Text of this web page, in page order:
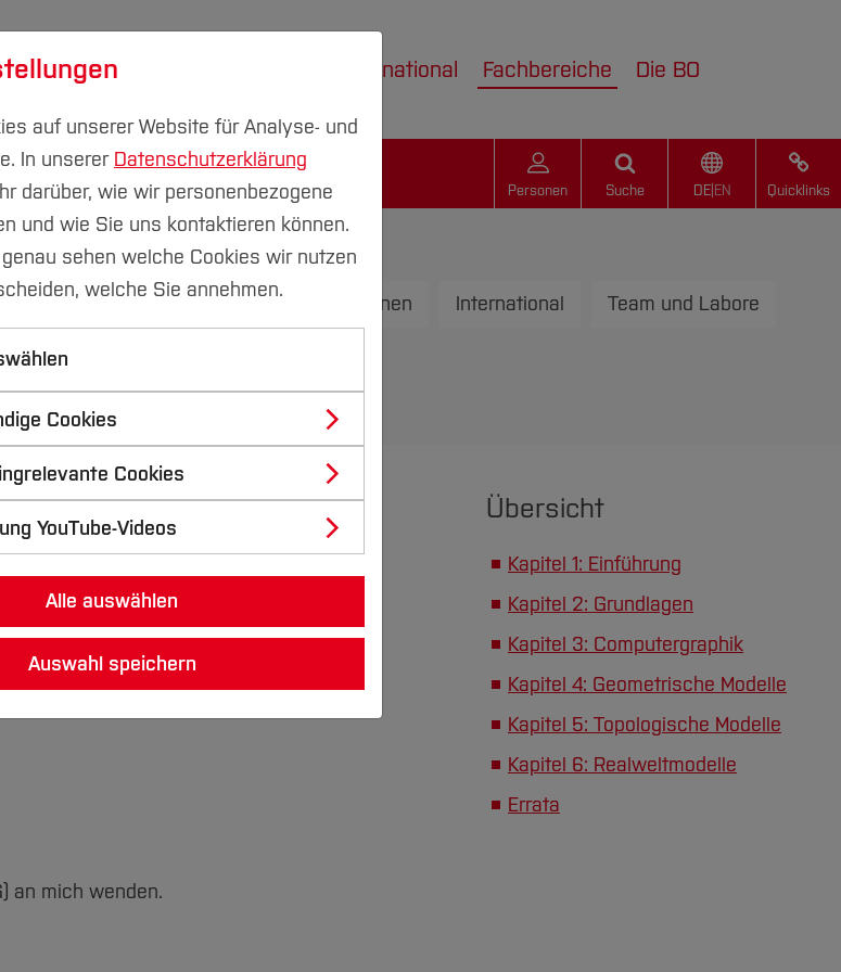
& Transfer International Fachbereiche Die BO
Personen Suche DE| EN Quicklinks
Forschung und Entwicklung Kooperationen International Team und Labore
Arbeiten im FB G
und Aufgaben zum Buch:
an mich wenden.
Übersicht
Kapitel 1: Einführung
Kapitel 2: Grundlagen
Kapitel 3: Computergraphik
Kapitel 4: Geometrische Modelle
Kapitel 5: Topologische Modelle
Kapitel 6: Realweltmodelle
Errata
auf unserer Website für Analyse- und
In unserer Datenschutzerklärung
darüber, wie wir personenbezogene
und wie Sie uns kontaktieren können.
sehen welche Cookies wir nutzen
welche Sie annehmen.
Cookies
Cookies
YouTube-Videos
Alle auswählen
Auswahl speichern